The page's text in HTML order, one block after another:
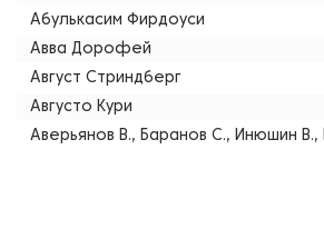
Абулькасим Фирдоуси
Авва Дорофей
Август Стриндберг
Августо Кури
Аверьянов В., Баранов С., Инюшин В.,